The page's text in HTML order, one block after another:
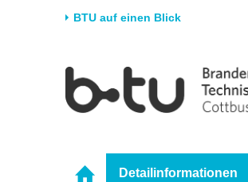
BTU auf einen Blick
Universität
Karriere & Engagement
Forschung
Förderung
Detailinformationen